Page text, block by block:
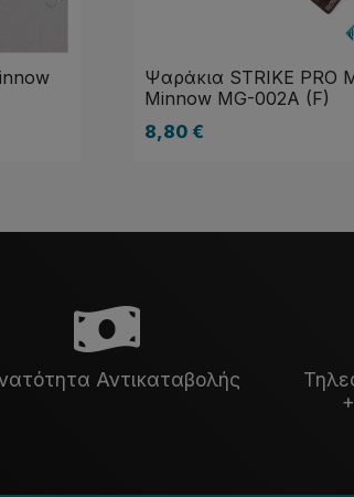
Ψαράκια STRIKE PRO
Minnow MG-002A (F)
8,80 €
Αντικαταβολής